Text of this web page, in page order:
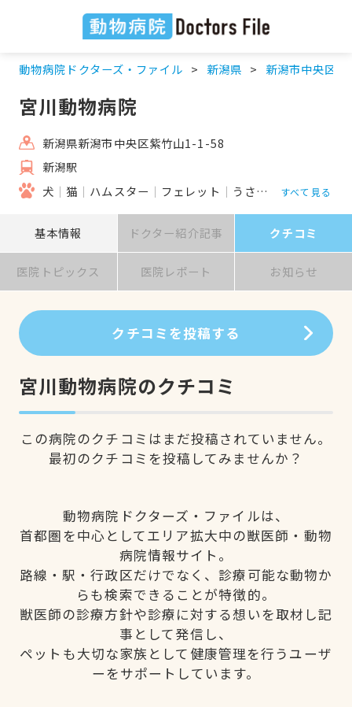
動物病院ドクターズ・ファイル 新潟県 新潟市中央区
宮川動物病院
新潟県新潟市中央区紫竹山1-1-58
新潟駅
犬
猫 ハムスター フェレット うさぎ 鳥類
すべて見る
基本情報 ドクター紹介記事 クチコミ
医院トピックス 医院レポート お知らせ
クチコミを投稿する
宮川動物病院のクチコミ
この病院のクチコミはまだ投稿されていません。
最初のクチコミを投稿してみませんか？
動物病院ドクターズ・ファイルは、
首都圏を中心としてエリア拡大中の獣医師・動物
病院情報サイト。
路線・駅・行政区だけでなく、診療可能な動物か
らも検索できることが特徴的。
獣医師の診療方針や診療に対する想いを取材し記
事として発信し、
ペットも大切な家族として健康管理を行うユーザ
ーをサポートしています。